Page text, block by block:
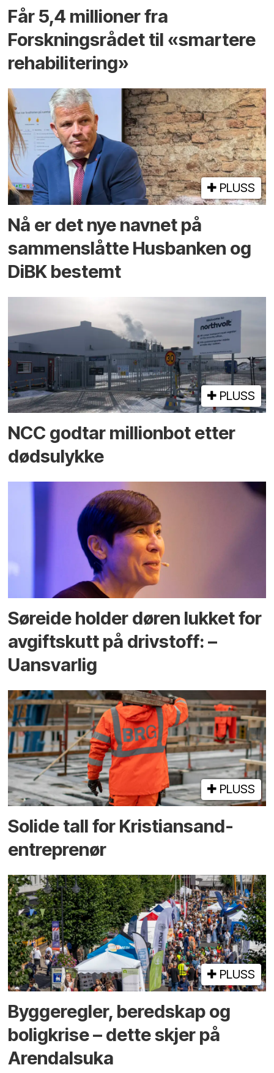
Får 5,4 millioner fra
Forskningsrådet til «smartere
rehabilitering»
PLUSS
Nå er det nye navnet på
sammenslåtte Husbanken og
DiBK bestemt
PLUSS
NCC godtar millionbot etter
dødsulykke
Søreide holder døren lukket for
avgiftskutt på drivstoff: –
Uansvarlig
PLUSS
Solide tall for Kristiansand-
entreprenør
PLUSS
Bygge­regler, beredskap og
bolig­krise – dette skjer på
Arendals­uka